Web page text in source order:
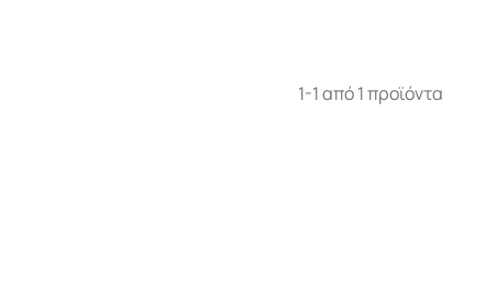
1-1 από 1 προϊόντα